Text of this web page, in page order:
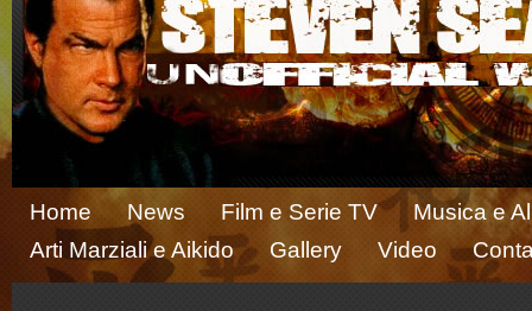
Home News Film e Serie TV
Musica e
Arti Marziali e Aikido
Gallery Video